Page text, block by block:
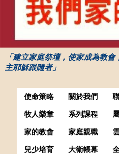
「建立家庭祭壇，使家成為教
主耶穌跟隨者」
使命策略 關於我們
牧人樂章 系列課程
家的教會 家庭親職
兒少培育 大衛帳幕